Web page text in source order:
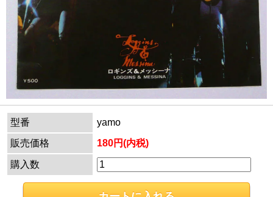
型番
yamo
販売価格
180円(内税)
購入数